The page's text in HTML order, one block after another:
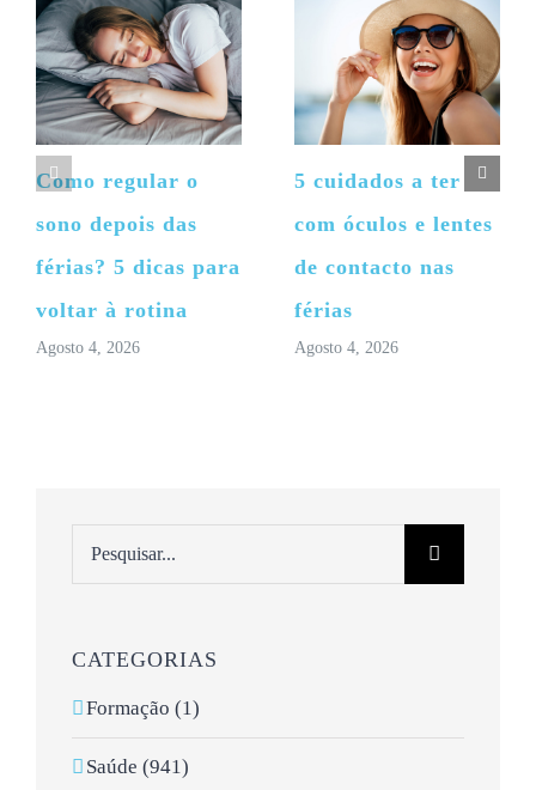
Como regular o
sono depois das
férias? 5 dicas para
voltar à rotina
Agosto 4, 2026
5 cuidados a ter
com óculos e lentes
de contacto nas
férias
Agosto 4, 2026
CATEGORIAS
Formação (1)
Saúde (941)